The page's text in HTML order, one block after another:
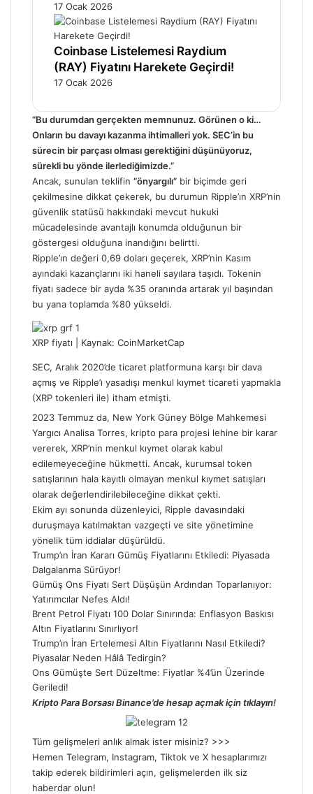
17 Ocak 2026
Coinbase Listelemesi Raydium
(RAY) Fiyatını Harekete Geçirdi!
17 Ocak 2026
“Bu durumdan gerçekten memnunuz. Görünen o ki…
Onların bu davayı kazanma ihtimalleri yok. SEC’in bu
sürecin bir parçası olması gerektiğini düşünüyoruz,
sürekli bu yönde ilerlediğimizde.”
Ancak, sunulan teklifin “önyargılı” bir biçimde geri
çekilmesine dikkat çekerek, bu durumun Ripple’ın XRP’nin
güvenlik statüsü hakkındaki mevcut hukuki
mücadelesinde avantajlı konumda olduğunun bir
göstergesi olduğuna inandığını belirtti.
Ripple’ın değeri 0,69 doları geçerek, XRP’nin Kasım
ayındaki kazançlarını iki haneli sayılara taşıdı. Tokenin
fiyatı sadece bir ayda %35 oranında artarak yıl başından
bu yana toplamda %80 yükseldi.
XRP fiyatı | Kaynak: CoinMarketCap
SEC, Aralık 2020’de ticaret platformuna karşı bir dava
açmış ve Ripple’ı yasadışı menkul kıymet ticareti yapmakla
(XRP tokenleri ile) itham etmişti.
2023 Temmuz da, New York Güney Bölge Mahkemesi
Yargıcı Analisa Torres, kripto para projesi lehine bir karar
vererek, XRP’nin menkul kıymet olarak kabul
edilemeyeceğine hükmetti. Ancak, kurumsal token
satışlarının hala kayıtlı olmayan menkul kıymet satışları
olarak değerlendirilebileceğine dikkat çekti.
Ekim ayı sonunda düzenleyici, Ripple davasındaki
duruşmaya katılmaktan vazgeçti ve site yönetimine
yönelik tüm iddialar düşürüldü.
Trump’ın İran Kararı Gümüş Fiyatlarını Etkiledi: Piyasada
Dalgalanma Sürüyor!
Gümüş Ons Fiyatı Sert Düşüşün Ardından Toparlanıyor:
Yatırımcılar Nefes Aldı!
Brent Petrol Fiyatı 100 Dolar Sınırında: Enflasyon Baskısı
Altın Fiyatlarını Sınırlıyor!
Trump’ın İran Ertelemesi Altın Fiyatlarını Nasıl Etkiledi?
Piyasalar Neden Hâlâ Tedirgin?
Ons Gümüşte Sert Düzeltme: Fiyatlar %4’ün Üzerinde
Geriledi!
Kripto Para Borsası Binance’de hesap açmak için tıklayın!
Tüm gelişmeleri anlık almak ister misiniz? >>>
Hemen Telegram, Instagram, Tiktok ve X hesaplarımızı
takip ederek bildirimleri açın, gelişmelerden ilk siz
haberdar olun!